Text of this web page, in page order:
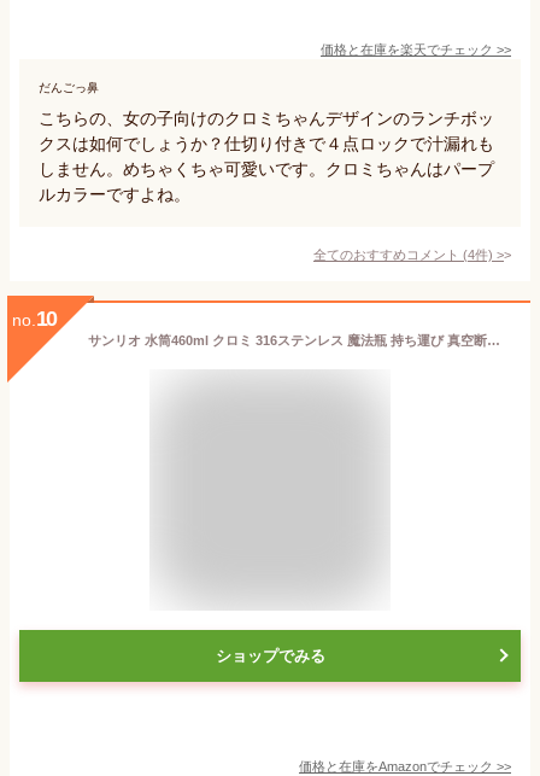
価格と在庫を楽天でチェック >>
だんごっ鼻
こちらの、女の子向けのクロミちゃんデザインのランチボッ
クスは如何でしょうか？仕切り付きで４点ロックで汁漏れも
しません。めちゃくちゃ可愛いです。クロミちゃんはパープ
ルカラーですよね。
全てのおすすめコメント (4件) >
no. 10
サンリオ 水筒460ml クロミ 316ステンレス 魔法瓶 持ち運び 真空断熱 サーモス水筒 保冷 保温 子供 贈り物 真空断熱ケータイ通勤 通学 誕生日
ショップでみる
価格と在庫をAmazonでチェック >>